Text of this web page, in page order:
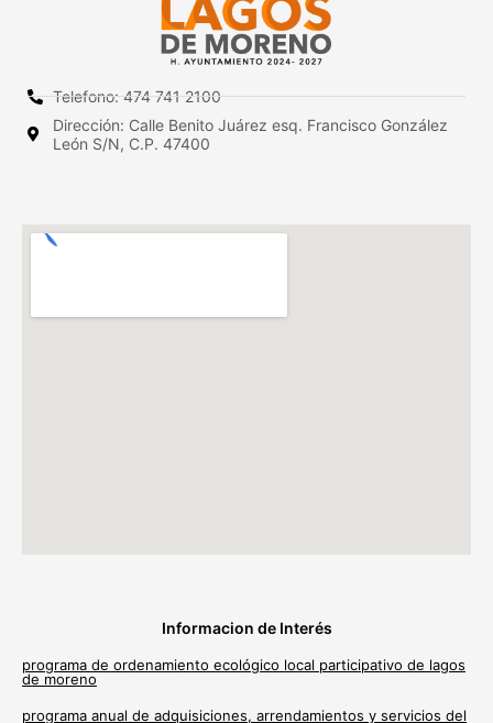
Telefono: 474 741 2100
Dirección: Calle Benito Juárez esq. Francisco González
León S/N, C.P. 47400
Informacion de Interés
programa de ordenamiento ecológico local participativo de lagos
de moreno
programa anual de adquisiciones, arrendamientos y servicios del